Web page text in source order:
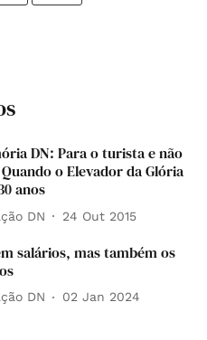
DN: Para o turista e não
o Elevador da Glória
anos
DN 24 Out 2015
salários, mas também os
DN 02 Jan 2024